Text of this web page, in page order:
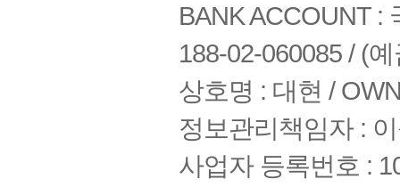
BANK ACCOUNT :
188-02-060085 / (
상호명 : 대현 /
정보관리책임자 :
사업자 등록번호 :